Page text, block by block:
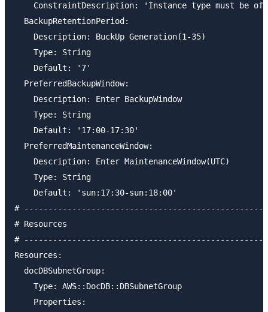
ConstraintDescription: 'Instance type must be
  BackupRetentionPeriod:
    Description: BuckUp Generation(1-35)
    Type: String
    Default: '7'
  PreferredBackupWindow:
    Description: Enter BackupWindow
    Type: String
    Default: '17:00-17:30'
  PreferredMaintenanceWindow:
    Description: Enter MaintenanceWindow(UTC)
    Type: String
    Default: 'sun:17:30-sun:18:00'
#
# Resources
#
Resources:
  docDBSubnetGroup:
    Type: AWS::DocDB::DBSubnetGroup
    Properties: